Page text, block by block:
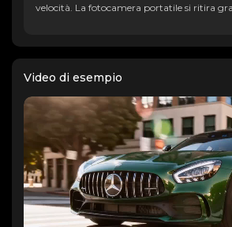
velocità. La fotocamera portatile si ritira
Video di esempio